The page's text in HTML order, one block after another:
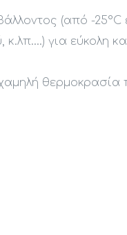
(από -25°C
για εύκολη
θερμοκρασία